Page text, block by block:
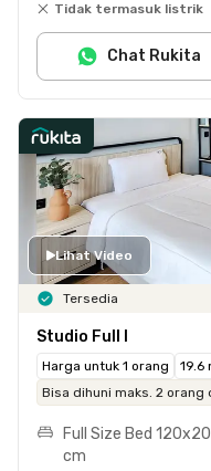
Tidak termasuk listrik
Chat Rukita
Lihat Video
Tersedia
Studio Full I
Harga untuk 1 orang
19.6
Bisa dihuni maks. 2 orang
Full Size Bed
cm